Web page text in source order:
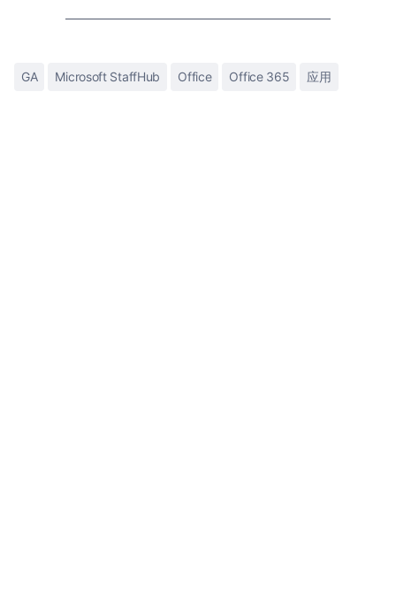
GA Microsoft StaffHub Office Office 365 应用